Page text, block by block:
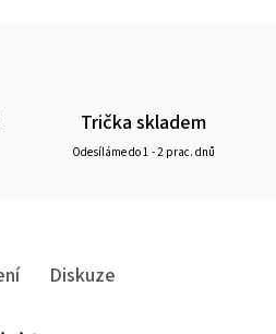
Trička skladem
Odesíláme do 1 - 2 prac. dnů
Diskuze